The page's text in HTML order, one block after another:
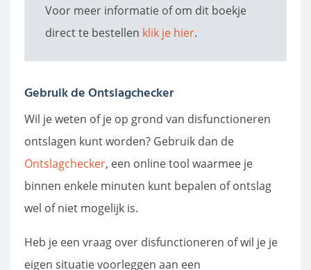
Voor meer informatie of om dit boekje
direct te bestellen klik je hier.
Gebruik de Ontslagchecker
Wil je weten of je op grond van disfunctioneren
ontslagen kunt worden? Gebruik dan de
Ontslagchecker, een online tool waarmee je
binnen enkele minuten kunt bepalen of ontslag
wel of niet mogelijk is.
Heb je een vraag over disfunctioneren of wil je je
eigen situatie voorleggen aan een